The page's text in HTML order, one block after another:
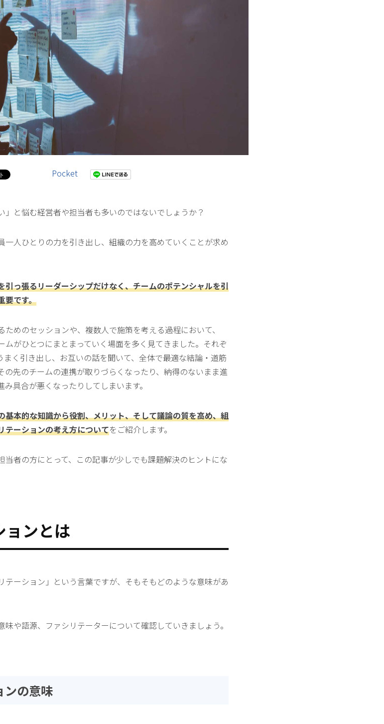
Pocket
」と悩む経営者や担当者も多いのではないでしょうか？
一人ひとりの力を引き出し、組織の力を高めていくことが求め
引っ張るリーダーシップだけなく、チームのポテンシャルを引
要です。
めのセッションや、複数人で施策を考える過程において、
がひとつにまとまっていく場面を多く見てきました。それぞ
く引き出し、お互いの話を聞いて、全体で最適な結論・道筋
の先のチームの連携が取りづらくなったり、納得のないまま進
具合が悪くなったりしてしまいます。
基本的な知識から役割、メリット、そして議論の質を高め、組
テーションの考え方についてをご紹介します。
者の方にとって、この記事が少しでも課題解決のヒントにな
ョンとは
テーション」という言葉ですが、そもそもどのような意味があ
や語源、ファシリテーターについて確認していきましょう。
ンの意味